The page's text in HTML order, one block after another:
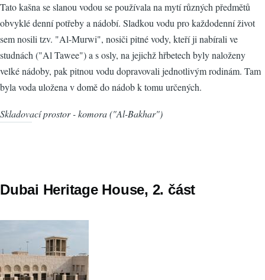
Tato kašna se slanou vodou se používala na mytí různých předmětů
obvyklé denní potřeby a nádobí. Sladkou vodu pro každodenní život
sem nosili tzv. "Al-Murwi", nosiči pitné vody, kteří ji nabírali ve
studnách ("Al Tawee") a s osly, na jejichž hřbetech byly naloženy
velké nádoby, pak pitnou vodu dopravovali jednotlivým rodinám. Tam
byla voda uložena v domě do nádob k tomu určených.
Skladovací prostor - komora ("Al-Bakhar")
Dubai Heritage House, 2. část